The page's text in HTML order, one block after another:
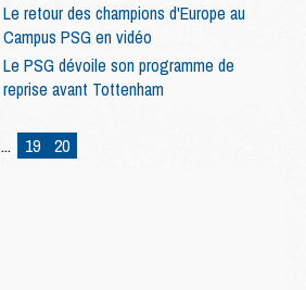
Le retour des champions d'Europe au
Campus PSG en vidéo
Le PSG dévoile son programme de
reprise avant Tottenham
... 19 20